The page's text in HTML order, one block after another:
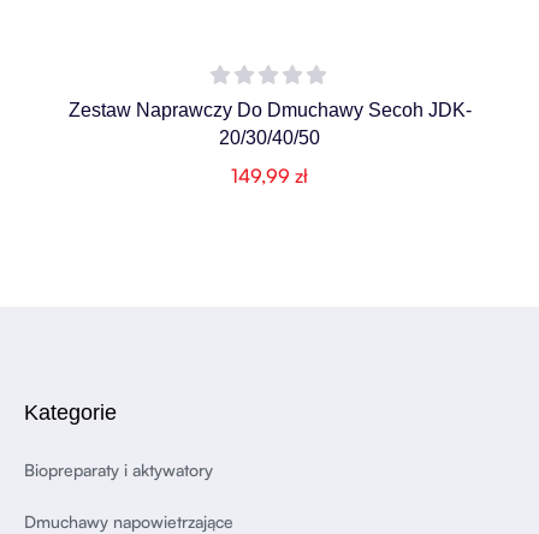
Zestaw Naprawczy Do Dmuchawy Secoh JDK-
20/30/40/50
149,99 zł
Kategorie
Biopreparaty i aktywatory
Dmuchawy napowietrzające